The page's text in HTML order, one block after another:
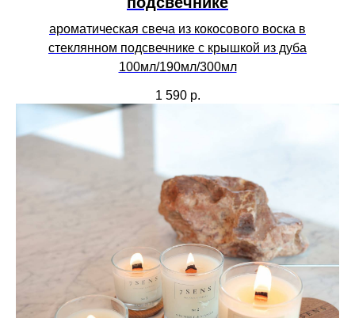
ароматическая свеча из кокосового воска в
стеклянном подсвечнике с крышкой из дуба
100мл/190мл/300мл
1 590 р.